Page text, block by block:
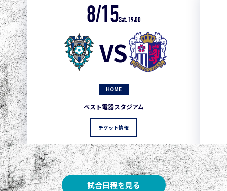
8/15Sat. 19:00
VS
HOME
ベスト電器スタジアム
チケット情報
試合日程を見る
1
2 0
3 3 1 0 0
3
5 3
5 3 1
5
8 清水 3 1 0 0 1
8 神戸 3 1 0 1